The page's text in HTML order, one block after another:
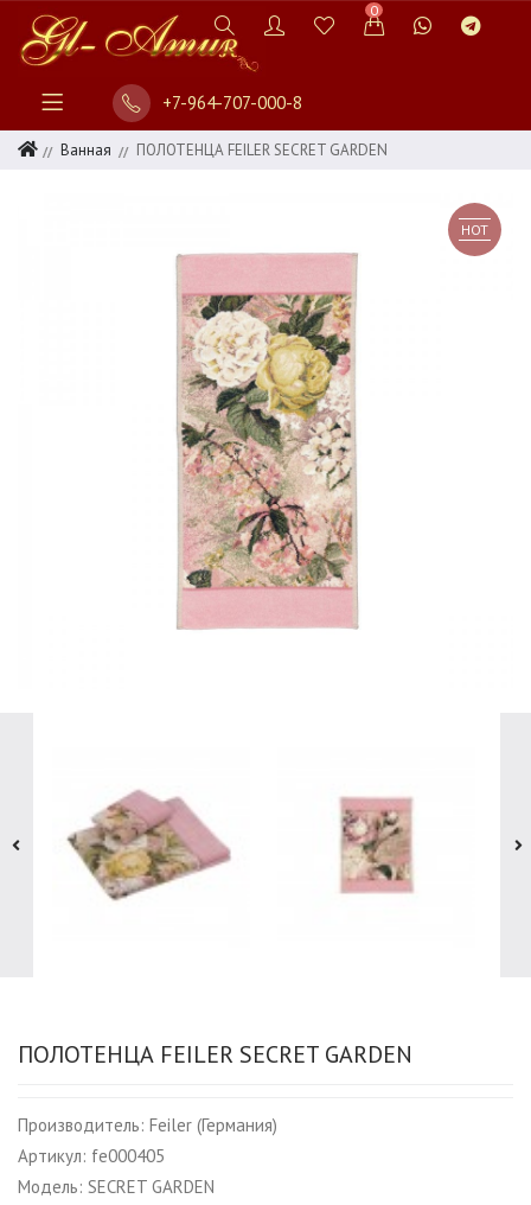
0
+7-964-707-000-8
Ванная ПОЛОТЕНЦА FEILER SECRET GARDEN
HOT
ПОЛОТЕНЦА FEILER SECRET GARDEN
Производитель: Feiler (Германия)
Артикул: fe000405
Модель: SECRET GARDEN